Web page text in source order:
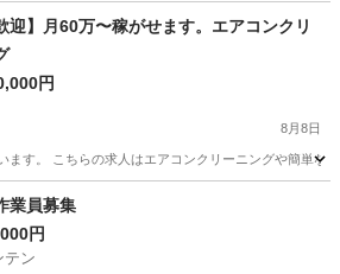
迎】月60万〜稼がせます。エアコンクリ
円
8月8日
ます。 こちらの求人はエアコンクリーニングや簡単
清掃
業員募集
円
テン